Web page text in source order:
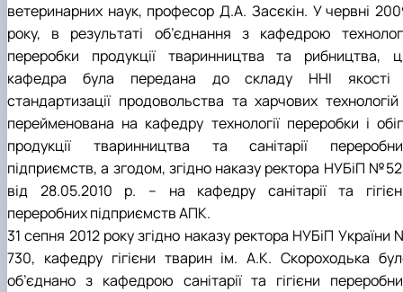
ветеринарних наук, професор Д.А. Засєкін. У червні
року, в результаті об’єднання з кафедрою
переробки продукції тваринництва та рибництва,
кафедра була передана до складу ННІ якості
стандартизації продовольства та харчових технологій
перейменована на кафедру технології переробки і
продукції тваринництва та санітарії
підприємств, а згодом, згідно наказу ректора НУБіП
від 28.05.2010 р. – на кафедру санітарії та
переробних підприємств АПК.
31 сепня 2012 року згідно наказу ректора НУБіП України
730, кафедру гігієни тварин ім. А.К. Скороходька
об’єднано з кафедрою санітарії та гігієни